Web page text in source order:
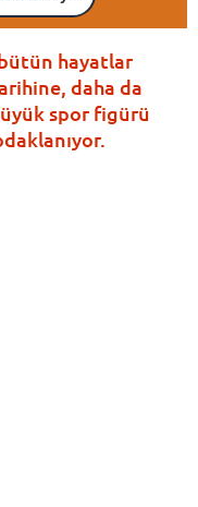
hayatlar
daha da
spor figürü